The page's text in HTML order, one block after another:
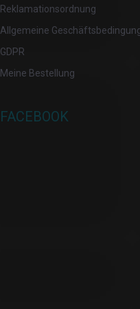
Reklamationsordnung
Allgemeine
GDPR
Meine Bestellung
FACEBOOK